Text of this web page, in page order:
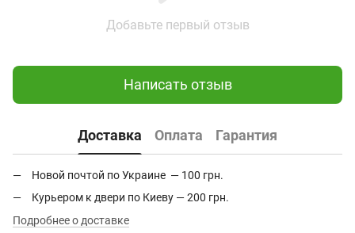
Добавьте первый отзыв
Написать отзыв
Доставка Оплата Гарантия
Новой почтой по Украине — 100 грн.
Курьером к двери по Киеву — 200 грн.
Подробнее о доставке